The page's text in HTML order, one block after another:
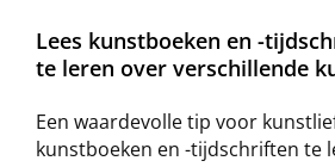
Lees kunstboeken en -
te leren over verschillende
Een waardevolle tip voor
kunstboeken en -tijdschriften te